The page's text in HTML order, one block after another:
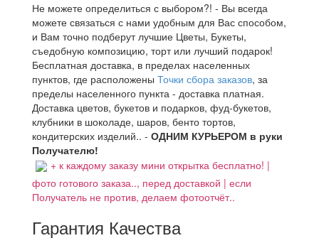
Не можете определиться с выбором?! - Вы всегда
можете связаться с нами удобным для Вас способом,
и Вам точно подберут лучшие Цветы, Букеты,
съедобную композицию, торт или лучший подарок!
Бесплатная доставка, в пределах населенных
пунктов, где расположены Точки сбора заказов, за
пределы населенного пункта - доставка платная.
Доставка цветов, букетов и подарков, фуд-букетов,
клубники в шоколаде, шаров, бенто тортов,
кондитерских изделий.. - ОДНИМ КУРЬЕРОМ в руки
Получателю!
+ к каждому заказу мини открытка бесплатно! |
фото готового заказа.., перед доставкой | если
Получатель не против, делаем фотоотчёт..
Гарантия Качества